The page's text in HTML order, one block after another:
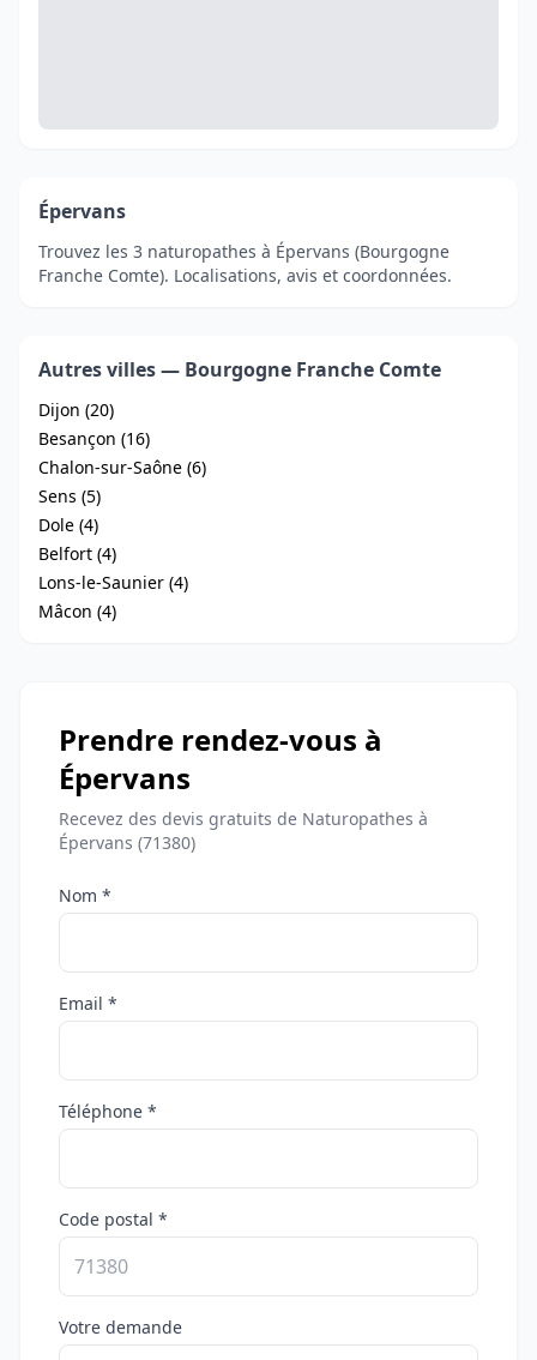
Épervans
Trouvez les 3 naturopathes à Épervans (Bourgogne
Franche Comte). Localisations, avis et coordonnées.
Autres villes — Bourgogne Franche Comte
Dijon (20)
Besançon (16)
Chalon-sur-Saône (6)
Sens (5)
Dole (4)
Belfort (4)
Lons-le-Saunier (4)
Mâcon (4)
Prendre rendez-vous à
Épervans
Recevez des devis gratuits de Naturopathes à
Épervans (71380)
Nom *
Email *
Téléphone *
Code postal *
Votre demande